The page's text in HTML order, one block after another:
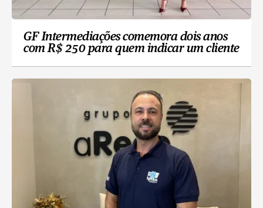
GF Intermediações comemora dois anos
com R$ 250 para quem indicar um cliente